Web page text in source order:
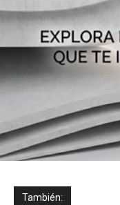
También: